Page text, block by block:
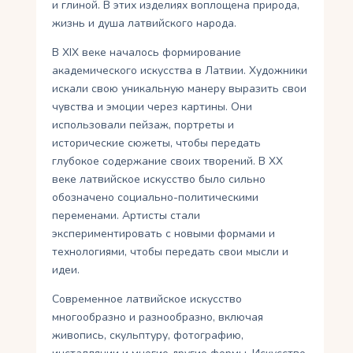
и глиной. В этих изделиях воплощена природа,
жизнь и душа латвийского народа.
В XIX веке началось формирование
академического искусства в Латвии. Художники
искали свою уникальную манеру выразить свои
чувства и эмоции через картины. Они
использовали пейзаж, портреты и
исторические сюжеты, чтобы передать
глубокое содержание своих творений. В XX
веке латвийское искусство было сильно
обозначено социально-политическими
переменами. Артисты стали
экспериментировать с новыми формами и
технологиями, чтобы передать свои мысли и
идеи.
Современное латвийское искусство
многообразно и разнообразно, включая
живопись, скульптуру, фотографию,